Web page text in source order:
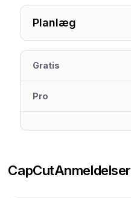
Planlæg
Gratis
Pro
CapCutAnmeldelser